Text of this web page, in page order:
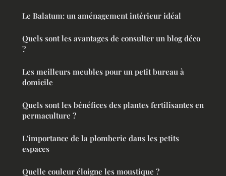
Le Balatum: un aménagement intérieur idéal
Quels sont les avantages de consulter un blog déco
?
Les meilleurs meubles pour un petit bureau à
domicile
Quels sont les bénéfices des plantes fertilisantes en
permaculture ?
L'importance de la plomberie dans les petits
espaces
Quelle couleur éloigne les moustique ?